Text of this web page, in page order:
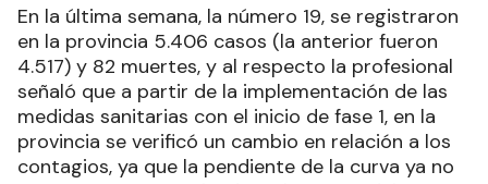
En la última semana, la número 19, se registraron
en la provincia 5.406 casos (la anterior fueron
4.517) y 82 muertes, y al respecto la profesional
señaló que a partir de la implementación de las
medidas sanitarias con el inicio de fase 1, en la
provincia se verificó un cambio en relación a los
contagios, ya que la pendiente de la curva ya no